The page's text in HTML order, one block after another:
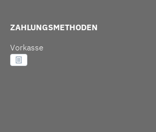
ZAHLUNGSMETHODEN
Vorkasse